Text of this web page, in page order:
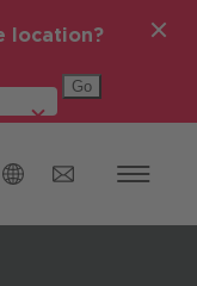
location?